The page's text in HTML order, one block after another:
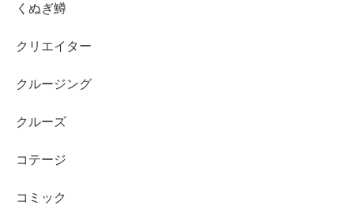
くぬぎ鱒
クリエイター
クルージング
クルーズ
コテージ
コミック